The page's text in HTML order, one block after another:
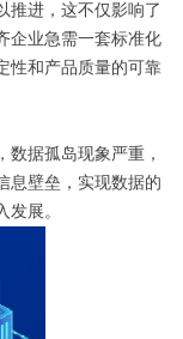
推进，这不仅影响了
企业急需一套标准化
性和产品质量的可靠
据孤岛现象严重，
息壁垒，实现数据的
展。